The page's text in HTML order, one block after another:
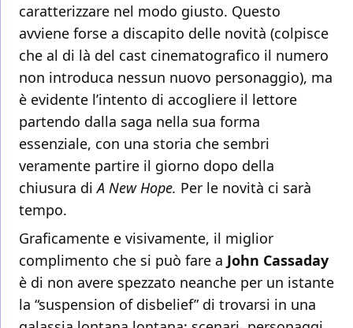
caratterizzare nel modo giusto. Questo
avviene forse a discapito delle novità (colpisce
che al di là del cast cinematografico il numero
non introduca nessun nuovo personaggio), ma
è evidente l’intento di accogliere il lettore
partendo dalla saga nella sua forma
essenziale, con una storia che sembri
veramente partire il giorno dopo della
chiusura diA New Hope. Per le novità ci sarà
tempo.
Graficamente e visivamente, il miglior
complimento che si può fare a John Cassaday
è di non avere spezzato neanche per un istante
la “suspension of disbelief” di trovarsi in una